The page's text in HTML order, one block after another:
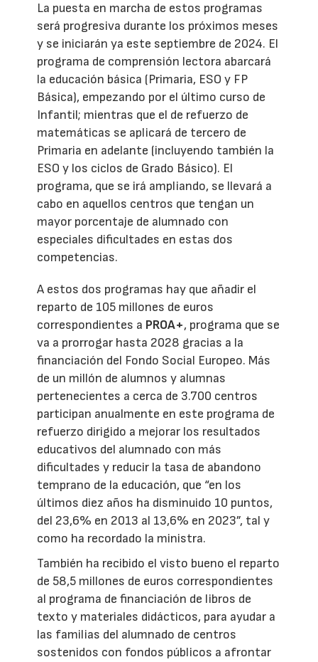
La puesta en marcha de estos programas
será progresiva durante los próximos meses
y se iniciarán ya este septiembre de 2024. El
programa de comprensión lectora abarcará
la educación básica (Primaria, ESO y FP
Básica), empezando por el último curso de
Infantil; mientras que el de refuerzo de
matemáticas se aplicará de tercero de
Primaria en adelante (incluyendo también la
ESO y los ciclos de Grado Básico). El
programa, que se irá ampliando, se llevará a
cabo en aquellos centros que tengan un
mayor porcentaje de alumnado con
especiales dificultades en estas dos
competencias.
A estos dos programas hay que añadir el
reparto de 105 millones de euros
correspondientes a PROA+, programa que se
va a prorrogar hasta 2028 gracias a la
financiación del Fondo Social Europeo. Más
de un millón de alumnos y alumnas
pertenecientes a cerca de 3.700 centros
participan anualmente en este programa de
refuerzo dirigido a mejorar los resultados
educativos del alumnado con más
dificultades y reducir la tasa de abandono
temprano de la educación, que “en los
últimos diez años ha disminuido 10 puntos,
del 23,6% en 2013 al 13,6% en 2023”, tal y
como ha recordado la ministra.
También ha recibido el visto bueno el reparto
de 58,5 millones de euros correspondientes
al programa de financiación de libros de
texto y materiales didácticos, para ayudar a
las familias del alumnado de centros
sostenidos con fondos públicos a afrontar